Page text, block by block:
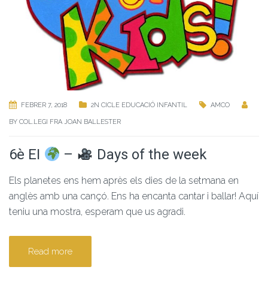
FEBRER 7, 2018 2N CICLE EDUCACIÓ INFANTIL AMCO
BY COL.LEGI FRA JOAN BALLESTER
6è EI – Days of the week
Els planetes ens hem après els dies de la setmana en
anglès amb una cançó. Ens ha encanta cantar i ballar! Aquí
teniu una mostra, esperam que us agradi.
Read more